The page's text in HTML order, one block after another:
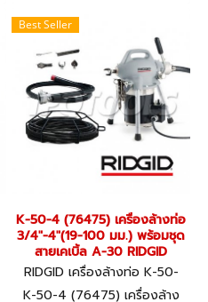
Best Seller
K-50-4 (76475) เครื่องล้างท่อ
3/4"-4"(19-100 มม.) พร้อมชุด
สายเคเบิ้ล A-30 RIDGID
RIDGID เครื่องล้างท่อ K-50-
4 (76475)
K-50-4 (76475) เครื่องล้าง